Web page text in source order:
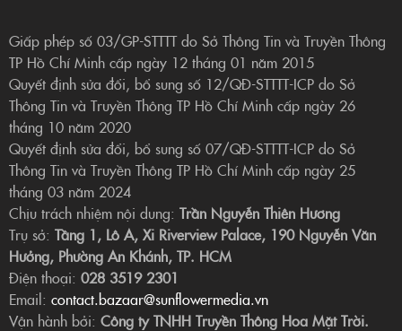
Giấp phép số 03/GP-STTTT do Sở Thông Tin và Truyền Thông
TP Hồ Chí Minh cấp ngày 12 tháng 01 năm 2015
Quyết định sửa đổi, bổ sung số 12/QĐ-STTTT-ICP do Sở
Thông Tin và Truyền Thông TP Hồ Chí Minh cấp ngày 26
tháng 10 năm 2020
Quyết định sửa đổi, bổ sung số 07/QĐ-STTTT-ICP do Sở
Thông Tin và Truyền Thông TP Hồ Chí Minh cấp ngày 25
tháng 03 năm 2024
Chịu trách nhiệm nội dung: Trần Nguyễn Thiên Hương
Trụ sở: Tầng 1, Lô A, Xi Riverview Palace, 190 Nguyễn Văn
Hưởng, Phường An Khánh, TP. HCM
Điện thoại: 028 3519 2301
Email: contact.bazaar@sunflowermedia.vn
Vận hành bởi: Công ty TNHH Truyền Thông Hoa Mặt Trời.